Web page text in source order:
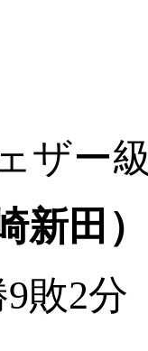
ザー
新田）
敗2分